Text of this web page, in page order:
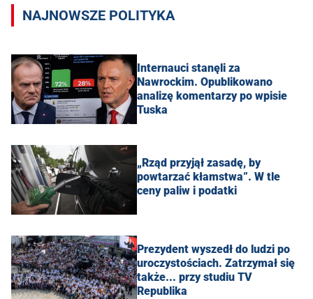
NAJNOWSZE POLITYKA
Internauci stanęli za
Nawrockim. Opublikowano
analizę komentarzy po wpisie
Tuska
„Rząd przyjął zasadę, by
powtarzać kłamstwa”. W tle
ceny paliw i podatki
Prezydent wyszedł do ludzi po
uroczystościach. Zatrzymał się
także... przy studiu TV
Republika